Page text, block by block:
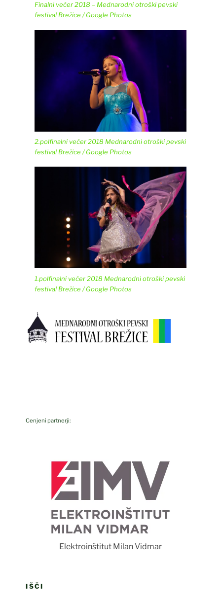
Finalni večer 2018 – Mednarodni otroški pevski
festival Brežice / Google Photos
2.polfinalni večer 2018 Mednarodni otroški pevski
festival Brežice / Google Photos
1.polfinalni večer 2018 Mednarodni otroški pevski
festival Brežice / Google Photos
Cenjeni partnerji:
Elektroinštitut Milan Vidmar
IŠČI